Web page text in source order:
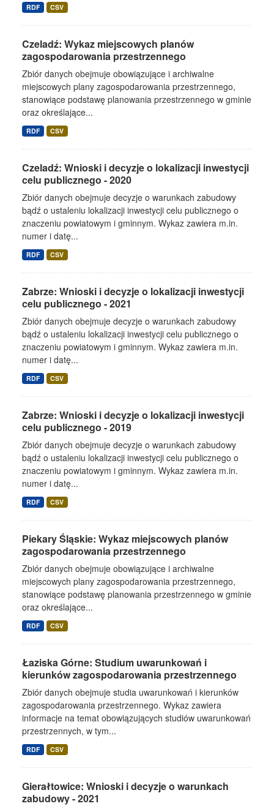
RDF CSV
Czeladź: Wykaz miejscowych planów
zagospodarowania przestrzennego
Zbiór danych obejmuje obowiązujące i archiwalne
miejscowych plany zagospodarowania przestrzennego,
stanowiące podstawę planowania przestrzennego w gminie
oraz określające...
RDF CSV
Czeladź: Wnioski i decyzje o lokalizacji inwestycji
celu publicznego - 2020
Zbiór danych obejmuje decyzje o warunkach zabudowy
bądź o ustaleniu lokalizacji inwestycji celu publicznego o
znaczeniu powiatowym i gminnym. Wykaz zawiera m.in.
numer i datę...
RDF CSV
Zabrze: Wnioski i decyzje o lokalizacji inwestycji
celu publicznego - 2021
Zbiór danych obejmuje decyzje o warunkach zabudowy
bądź o ustaleniu lokalizacji inwestycji celu publicznego o
znaczeniu powiatowym i gminnym. Wykaz zawiera m.in.
numer i datę...
RDF CSV
Zabrze: Wnioski i decyzje o lokalizacji inwestycji
celu publicznego - 2019
Zbiór danych obejmuje decyzje o warunkach zabudowy
bądź o ustaleniu lokalizacji inwestycji celu publicznego o
znaczeniu powiatowym i gminnym. Wykaz zawiera m.in.
numer i datę...
RDF CSV
Piekary Śląskie: Wykaz miejscowych planów
zagospodarowania przestrzennego
Zbiór danych obejmuje obowiązujące i archiwalne
miejscowych plany zagospodarowania przestrzennego,
stanowiące podstawę planowania przestrzennego w gminie
oraz określające...
RDF CSV
Łaziska Górne: Studium uwarunkowań i
kierunków zagospodarowania przestrzennego
Zbiór danych obejmuje studia uwarunkowań i kierunków
zagospodarowania przestrzennego. Wykaz zawiera
informacje na temat obowiązujących studiów uwarunkowań
przestrzennych, w tym...
RDF CSV
Gierałtowice: Wnioski i decyzje o warunkach
zabudowy - 2021